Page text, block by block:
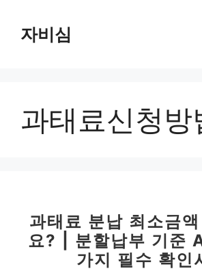
자비심
과태료신청방
과태료 분납 최소금
요? | 분할납부 기준
가지 필수 확인